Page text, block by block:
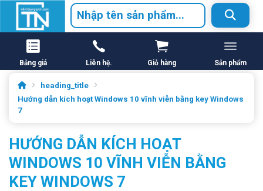
Bảng giá Liên hệ. Giỏ hàng Sản phẩm
heading_title
Hướng dẫn kích hoạt Windows 10 vĩnh viễn bằng key Windows
7
HƯỚNG DẪN KÍCH HOẠT
WINDOWS 10 VĨNH VIỄN BẰNG
KEY WINDOWS 7